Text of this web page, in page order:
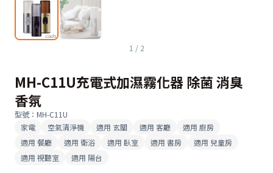
1 / 2
MH-C11U充電式加濕霧化器 除菌 消臭
香氛
型號 ： MH-C11U
家電
空氣清淨機 適用 玄關 適用 客廳 適用 廚房
適用 餐廳 適用 衛浴 適用 臥室 適用 書房 適用 兒童房
適用 視聽室 適用 陽台